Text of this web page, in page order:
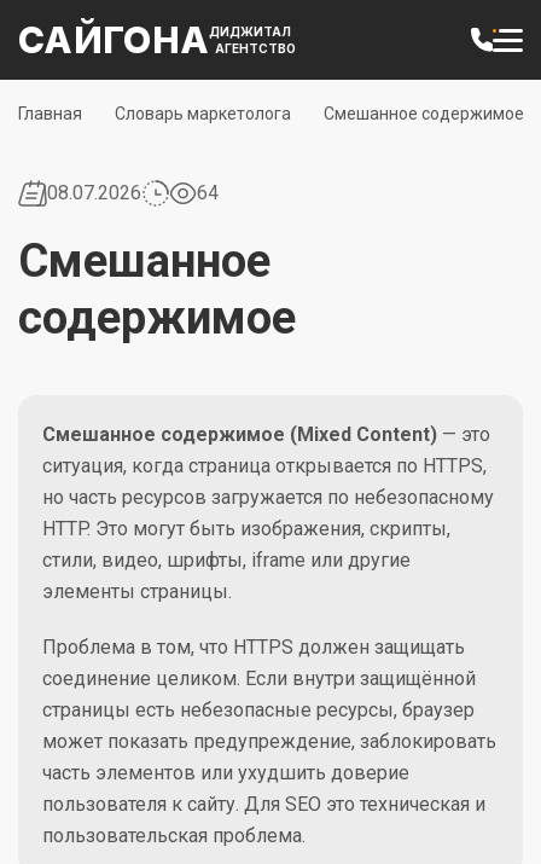
САЙГОНАДИДЖИТАЛ
АГЕНТСТВО
Главная Словарь маркетолога Смешанное содержимое
Смешанное
содержимое
08.07.2026 64
Смешанное содержимое (Mixed Content) — это
ситуация, когда страница открывается по HTTPS,
но часть ресурсов загружается по небезопасному
HTTP. Это могут быть изображения, скрипты,
стили, видео, шрифты, iframe или другие
элементы страницы.
Проблема в том, что HTTPS должен защищать
соединение целиком. Если внутри защищённой
страницы есть небезопасные ресурсы, браузер
может показать предупреждение, заблокировать
часть элементов или ухудшить доверие
пользователя к сайту. Для SEO это техническая и
пользовательская проблема.